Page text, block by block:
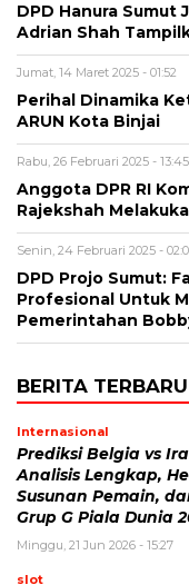
DPD Hanura Sumut
Adrian Shah
Jumat, 14 Maret 2025 - 01:52
Perihal Dinamika
ARUN Kota Binjai
Rabu, 26 Februari 2025 - 13:45
Anggota DPR RI
Rajekshah
Senin, 24 Februari 2025 -
DPD Projo Sumut:
Profesional Untuk
Pemerintahan
BERITA TERBARU
Internasional
Prediksi Belgia vs
Analisis Lengkap,
Susunan Pemain,
Grup G Piala Dunia
Minggu, 21 Jun 2026 - 15:27
slot